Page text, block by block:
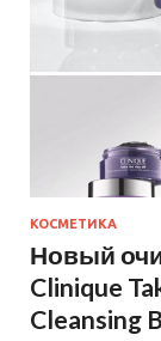
КОСМЕТИКА
Новый
Clinique
Cleansing